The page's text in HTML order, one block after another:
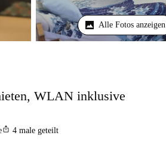
Alle Fotos anzeigen
WLAN inklusive
ios_share 4 male geteilt